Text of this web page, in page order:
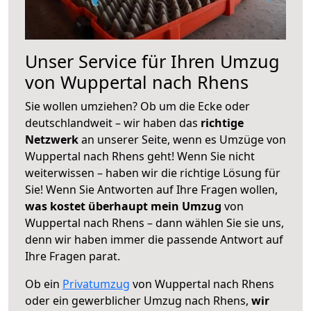
Unser Service für Ihren Umzug
von Wuppertal nach Rhens
Sie wollen umziehen? Ob um die Ecke oder
deutschlandweit – wir haben das richtige
Netzwerkan unserer Seite, wenn es Umzüge von
Wuppertal nach Rhens geht! Wenn Sie nicht
weiterwissen – haben wir die richtige Lösung für
Sie! Wenn Sie Antworten auf Ihre Fragen wollen,
was kostet überhaupt mein Umzug von
Wuppertal nach Rhens – dann wählen Sie sie uns,
denn wir haben immer die passende Antwort auf
Ihre Fragen parat.
Ob ein Privatumzug von Wuppertal nach Rhens
oder ein gewerblicher Umzug nach Rhens, wir